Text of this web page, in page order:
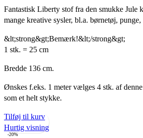
pris
var:
pris
er:
Fantastisk Liberty stof fra den smukke Jule
mange kreative sysler, bl.a. børnetøj, punge,
&lt;strong&gt;Bemærk!&lt;/strong&gt;
1 stk. = 25 cm
Bredde 136 cm.
Ønskes f.eks. 1 meter vælges 4 stk. af
som et helt stykke.
Tilføj til kurv
Hurtig visning
-20%